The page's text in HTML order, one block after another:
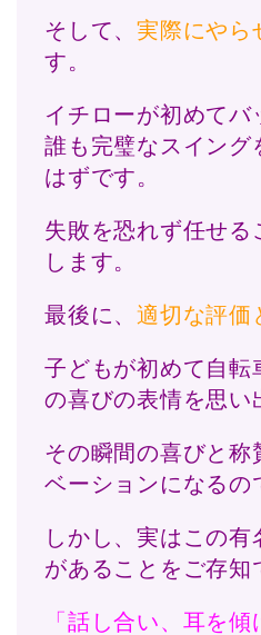
そして、実際にやら
す。
イチローが初めてバ
誰も完璧なスイング
はずです。
失敗を恐れず任せる
します。
最後に、適切な評価
子どもが初めて自転
の喜びの表情を思い
その瞬間の喜びと称
ベーションになるの
しかし、実はこの有
があることをご存知
「話し合い、耳を